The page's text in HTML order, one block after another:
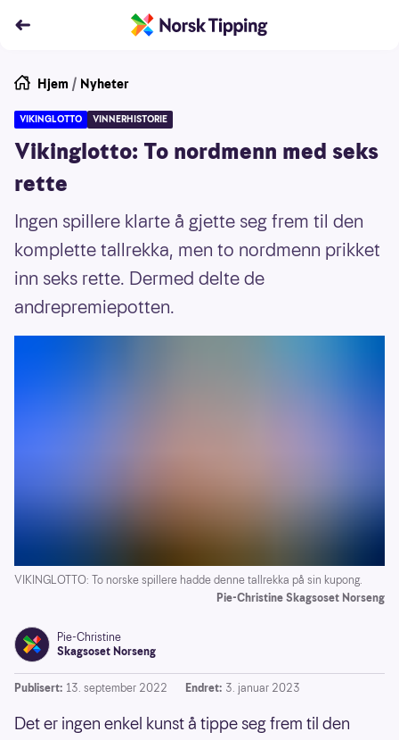
Hjem / Nyheter
VIKINGLOTTO VINNERHISTORIE
Vikinglotto: To nordmenn med seks
rette
Ingen spillere klarte å gjette seg frem til den
komplette tallrekka, men to nordmenn prikket
inn seks rette. Dermed delte de
andrepremiepotten.
VIKINGLOTTO: To norske spillere hadde denne tallrekka på sin kupong.
Pie-Christine Skagsoset Norseng
Pie-Christine
Skagsoset Norseng
Publisert: 13. september 2022 Endret: 3. januar 2023
Det er ingen enkel kunst å tippe seg frem til den